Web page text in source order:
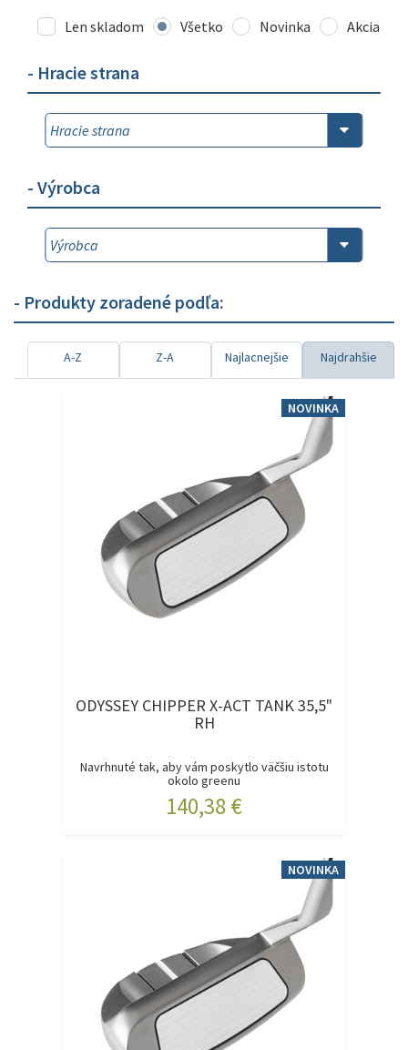
Len skladom Všetko Novinka Akcia
- Hracie strana
- Výrobca
- Produkty zoradené podľa:
A-Z Z-A Najlacnejšie Najdrahšie
NOVINKA
ODYSSEY CHIPPER X-ACT TANK 35,5"
RH
Navrhnuté tak, aby vám poskytlo väčšiu istotu
okolo greenu
140,38 €
NOVINKA